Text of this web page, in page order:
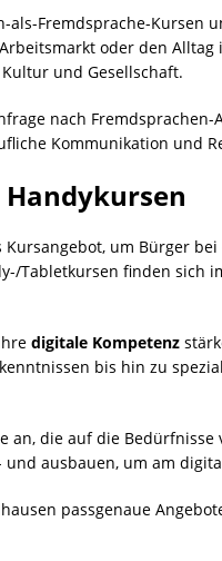
Fremdsprache-
oder den
und Gesellschaft.
nach
Kommunikation und
um Bürger
Tabletkursen finden sich
digitale Kompetenz
bis hin zu
die auf die
ausbauen, um am
passgenaue